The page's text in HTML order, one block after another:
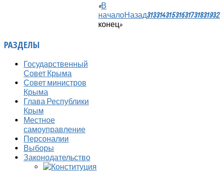
«В
началоНазад313314315316317318319
конец»
РАЗДЕЛЫ
Государственный
Совет Крыма
Совет министров
Крыма
Глава Республики
Крым
Местное
самоуправление
Персоналии
Выборы
Законодательство